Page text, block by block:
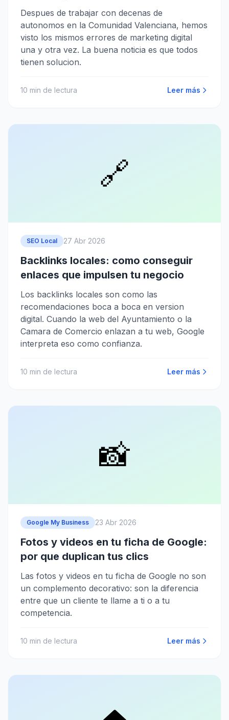
Despues de trabajar con decenas de
autonomos en la Comunidad Valenciana, hemos
visto los mismos errores de marketing digital
una y otra vez. La buena noticia es que todos
tienen solucion.
10 min de lectura Leer más
🔗
SEO Local 27 Abr 2026
Backlinks locales: como conseguir
enlaces que impulsen tu negocio
Los backlinks locales son como las
recomendaciones boca a boca en version
digital. Cuando la web del Ayuntamiento o la
Camara de Comercio enlazan a tu web, Google
interpreta eso como confianza.
10 min de lectura Leer más
📸
Google My Business 23 Abr 2026
Fotos y videos en tu ficha de Google:
por que duplican tus clics
Las fotos y videos en tu ficha de Google no son
un complemento decorativo: son la diferencia
entre que un cliente te llame a ti o a tu
competencia.
10 min de lectura Leer más